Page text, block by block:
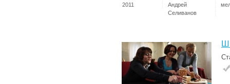
2011
Андрей
Селиванов